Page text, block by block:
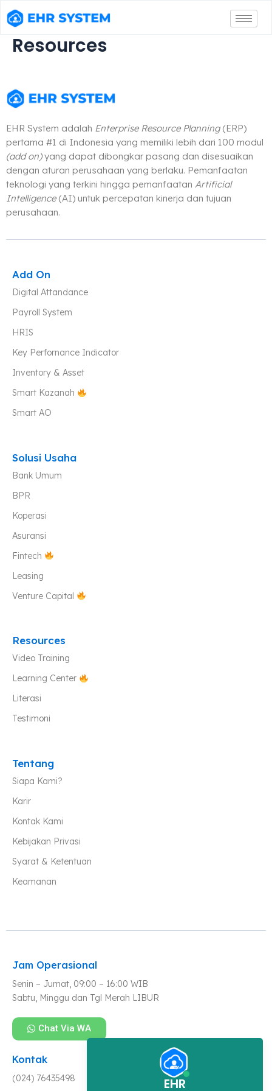
Resources
EHR System adalah Enterprise Resource Planning(ERP)
pertama #1 di Indonesia yang memiliki lebih dari 100 modul
(add on)yang dapat dibongkar pasang dan disesuaikan
dengan aturan perusahaan yang berlaku. Pemanfaatan
teknologi yang terkini hingga pemanfaatan Artificial
Intelligence(AI) untuk percepatan kinerja dan tujuan
perusahaan.
Add On
Digital Attandance
Payroll System
HRIS
Key Perfornance Indicator
Inventory & Asset
Smart Kazanah
Smart AO
Solusi Usaha
Bank Umum
BPR
Koperasi
Asuransi
Fintech
Leasing
Venture Capital
Resources
Video Training
Learning Center
Literasi
Testimoni
Tentang
Siapa Kami?
Karir
Kontak Kami
Kebijakan Privasi
Syarat & Ketentuan
Keamanan
Jam Operasional
Senin – Jumat, 09:00 – 16:00 WIB
Sabtu, Minggu dan Tgl Merah LIBUR
Chat Via WA
Kontak
(024) 76435498 EHR